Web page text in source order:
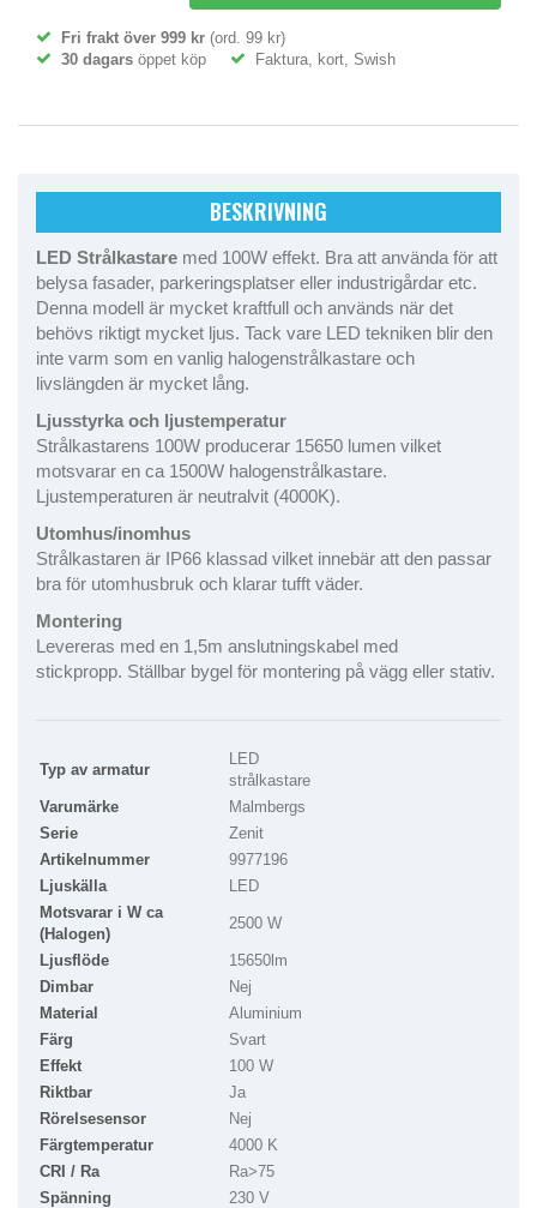
Fri frakt över 999 kr (ord. 99 kr)
30 dagars öppet köp Faktura, kort, Swish
BESKRIVNING
LED Strålkastare med 100W effekt. Bra att använda för att
belysa fasader, parkeringsplatser eller industrigårdar etc.
Denna modell är mycket kraftfull och används när det
behövs riktigt mycket ljus. Tack vare LED tekniken blir den
inte varm som en vanlig halogenstrålkastare och
livslängden är mycket lång.
Ljusstyrka och ljustemperatur
Strålkastarens 100W producerar 15650 lumen vilket
motsvarar en ca 1500W halogenstrålkastare.
Ljustemperaturen är neutralvit (4000K).
Utomhus/inomhus
Strålkastaren är IP66 klassad vilket innebär att den passar
bra för utomhusbruk och klarar tufft väder.
Montering
Levereras med en 1,5m anslutningskabel med
stickpropp. Ställbar bygel för montering på vägg eller stativ.
Typ av armatur
LED
strålkastare
Varumärke
Malmbergs
Serie
Zenit
Artikelnummer
9977196
Ljuskälla
LED
Motsvarar i W ca
(Halogen)
2500 W
Ljusflöde
15650lm
Dimbar
Nej
Material
Aluminium
Färg
Svart
Effekt
100 W
Riktbar
Ja
Rörelsesensor
Nej
Färgtemperatur
4000 K
CRI / Ra
Ra>75
Spänning
230 V